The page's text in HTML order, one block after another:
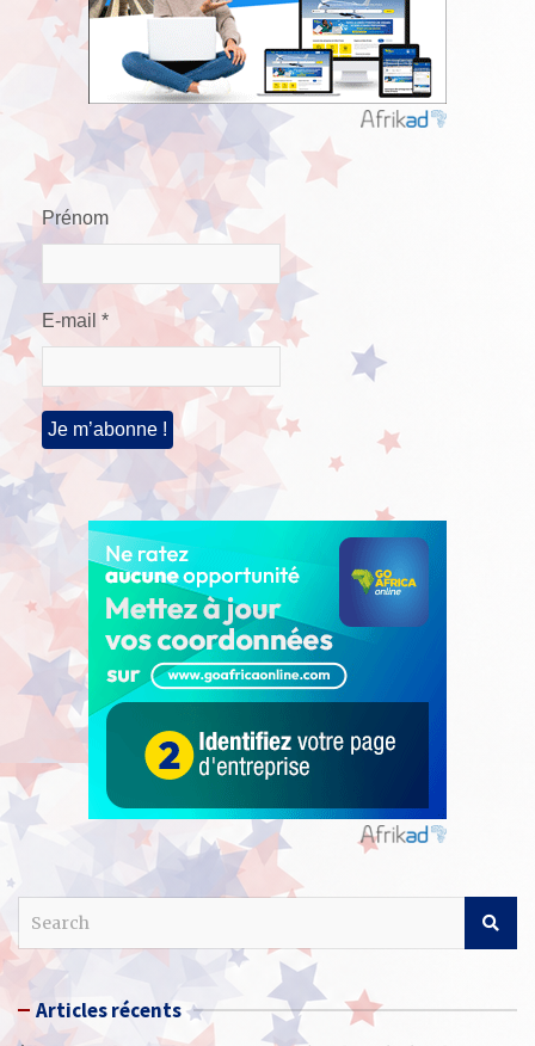
Prénom
E-mail *
c
h
Articles récents